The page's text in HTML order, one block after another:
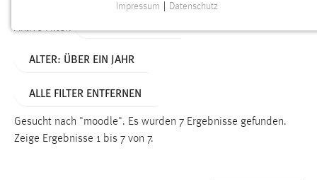
Aktive Filter:
ALTER: ÜBER EIN JAHR
ALLE FILTER ENTFERNEN
Gesucht nach "moodle". Es wurden 7 Ergebnisse gefunden.
Zeige Ergebnisse 1 bis 7 von 7.
Funktionen und sind für die einwandfreie Funktion der
Name:
Impressum Datenschutz